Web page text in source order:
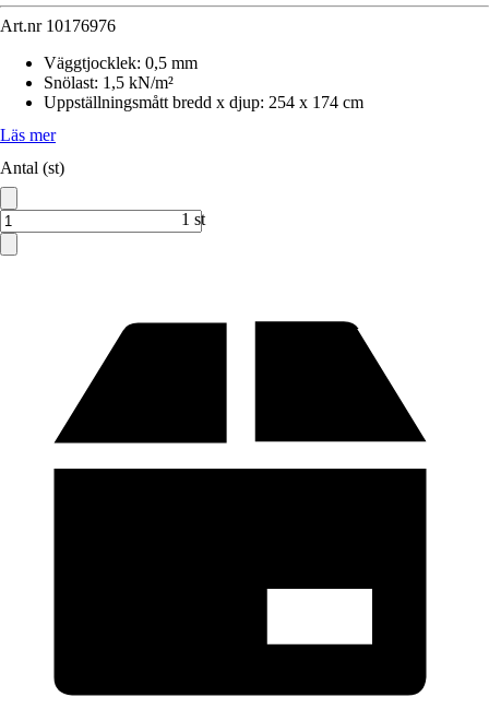
Art.nr 10176976
Väggtjocklek: 0,5 mm
Snölast: 1,5 kN/m²
Uppställningsmått bredd x djup: 254 x 174 cm
Läs mer
Antal (st)
1 st